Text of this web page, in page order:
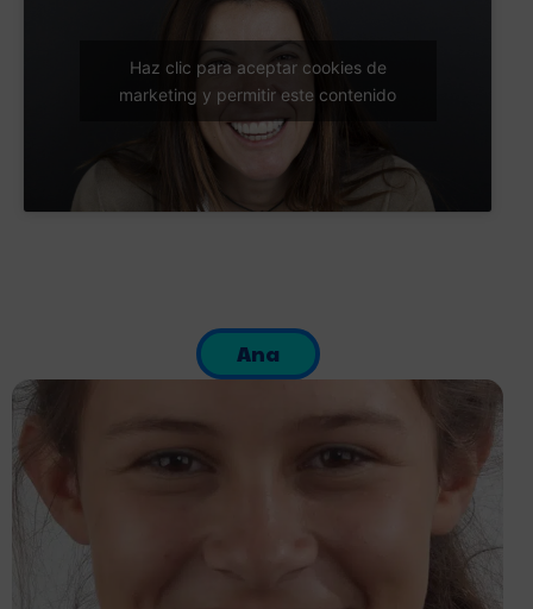
Haz clic para aceptar cookies de
marketing y permitir este contenido
Ana